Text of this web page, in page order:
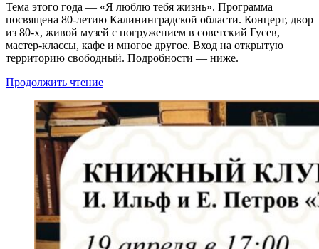
Тема этого года — «Я люблю тебя жизнь». Программа
посвящена 80-летию Калининградской области. Концерт, двор
из 80-х, живой музей с погружением в советский Гусев,
мастер-классы, кафе и многое другое. Вход на открытую
территорию свободный. Подробности — ниже.
Продолжить чтение